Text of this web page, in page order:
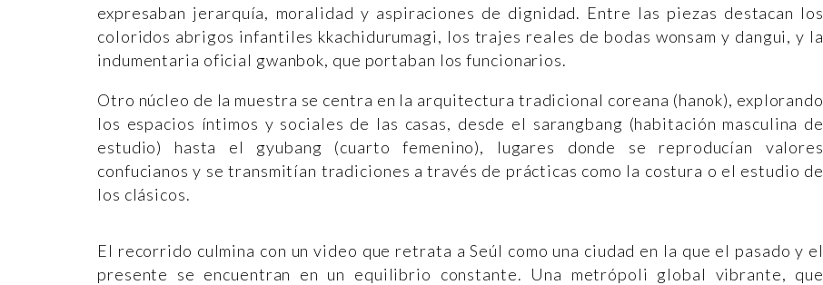
expresaban jerarquía, moralidad y aspiraciones de dignidad. Entre las piezas destacan los
coloridos abrigos infantiles kkachidurumagi, los trajes reales de bodas wonsam y dangui, y la
indumentaria oficial gwanbok, que portaban los funcionarios.
Otro núcleo de la muestra se centra en la arquitectura tradicional coreana (hanok), explorando
los espacios íntimos y sociales de las casas, desde el sarangbang (habitación masculina de
estudio) hasta el gyubang (cuarto femenino), lugares donde se reproducían valores
confucianos y se transmitían tradiciones a través de prácticas como la costura o el estudio de
los clásicos.
El recorrido culmina con un video que retrata a Seúl como una ciudad en la que el pasado y el
presente se encuentran en un equilibrio constante. Una metrópoli global vibrante, que